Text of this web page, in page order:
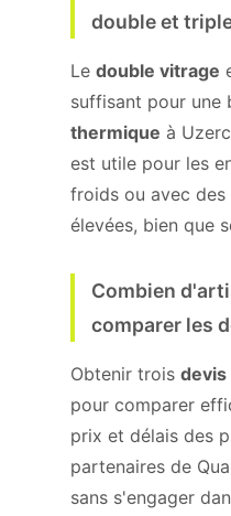
double et
Le double vitrage
suffisant pour une
thermique à
est utile pour les
froids ou avec des
élevées, bien que
Combien
comparer les
Obtenir trois devis
pour comparer
prix et délais des
partenaires de
sans s'engager